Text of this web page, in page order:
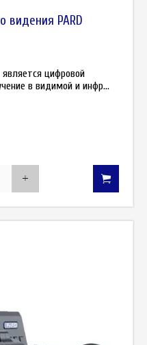
видения PARD
цифровой
в видимой и инфр...